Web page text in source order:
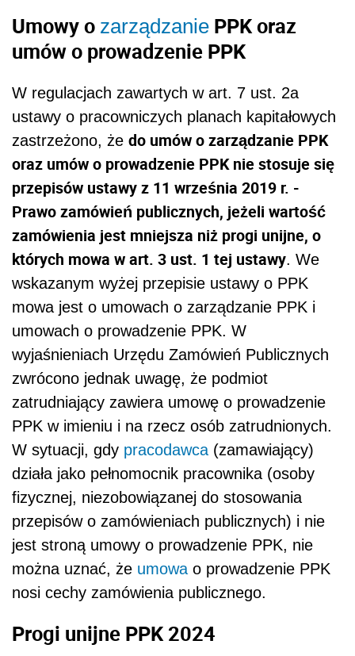
Umowy o zarządzanie PPK oraz
umów o prowadzenie PPK
W regulacjach zawartych w art. 7 ust. 2a
ustawy o pracowniczych planach kapitałowych
zastrzeżono, że do umów o zarządzanie PPK
oraz umów o prowadzenie PPK nie stosuje się
przepisów ustawy z 11 września 2019 r. -
Prawo zamówień publicznych, jeżeli wartość
zamówienia jest mniejsza niż progi unijne, o
których mowa w art. 3 ust. 1 tej ustawy. We
wskazanym wyżej przepisie ustawy o PPK
mowa jest o umowach o zarządzanie PPK i
umowach o prowadzenie PPK. W
wyjaśnieniach Urzędu Zamówień Publicznych
zwrócono jednak uwagę, że podmiot
zatrudniający zawiera umowę o prowadzenie
PPK w imieniu i na rzecz osób zatrudnionych.
W sytuacji, gdy pracodawca (zamawiający)
działa jako pełnomocnik pracownika (osoby
fizycznej, niezobowiązanej do stosowania
przepisów o zamówieniach publicznych) i nie
jest stroną umowy o prowadzenie PPK, nie
można uznać, że umowa o prowadzenie PPK
nosi cechy zamówienia publicznego.
Progi unijne PPK 2024